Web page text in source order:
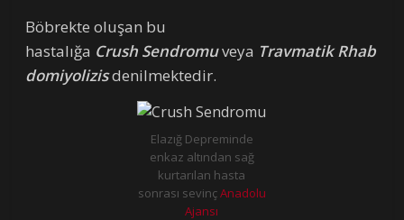
Böbrekte oluşan bu
hastalığa Crush Sendromuveya Travmatik Rhab
domiyolizisdenilmektedir.
Elazığ Depreminde
enkaz altından sağ
kurtarılan hasta
sonrası sevinçAnadolu
Ajansı